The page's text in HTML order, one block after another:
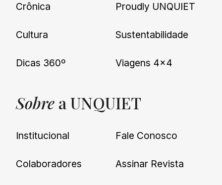
Crônica
Cultura
Dicas 360º
Proudly UNQUIET
Sustentabilidade
Viagens 4×4
Sobre a UNQUIET
Institucional
Colaboradores
Fale Conosco
Assinar Revista